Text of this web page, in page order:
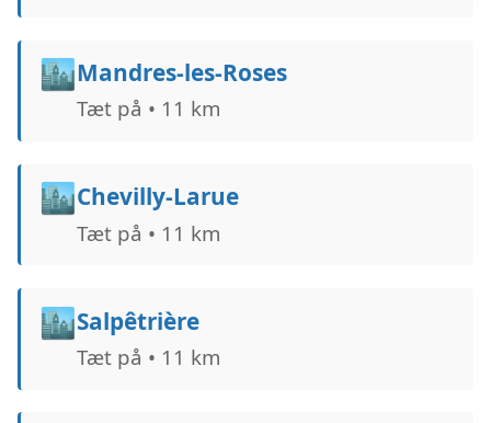
🏙️Mandres-les-Roses
Tæt på • 11 km
🏙️Chevilly-Larue
Tæt på • 11 km
🏙️Salpêtrière
Tæt på • 11 km